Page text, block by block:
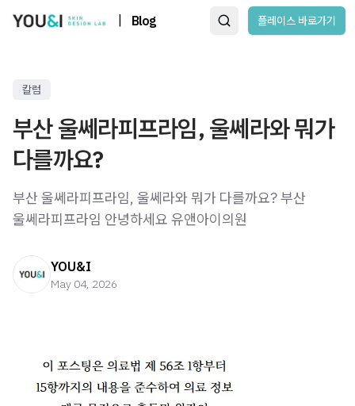
Blog 플레이스 바로가기
칼럼
부산 울쎄라피프라임, 울쎄라와 뭐가
다를까요?
부산 울쎄라피프라임, 울쎄라와 뭐가 다를까요? 부산
울쎄라피프라임 안녕하세요 유앤아이의원
YOU&I
May 04, 2026